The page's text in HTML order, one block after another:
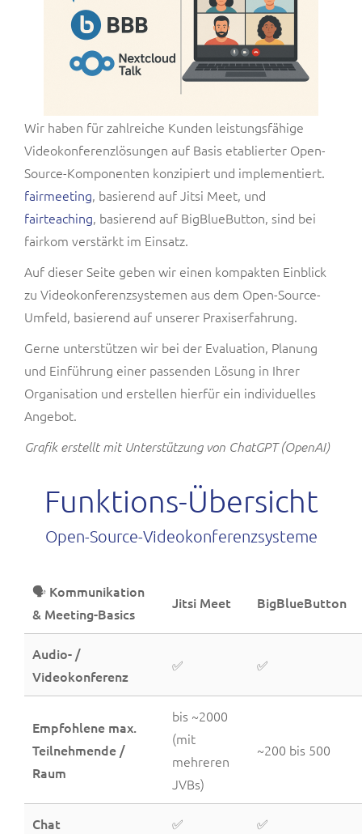
Wir haben für zahlreiche Kunden leistungsfähige
Videokonferenzlösungen auf Basis etablierter Open-
Source-Komponenten konzipiert und implementiert.
fairmeeting, basierend auf Jitsi Meet, und
fairteaching, basierend auf BigBlueButton, sind bei
fairkom verstärkt im Einsatz.
Auf dieser Seite geben wir einen kompakten Einblick
zu Videokonferenzsystemen aus dem Open-Source-
Umfeld, basierend auf unserer Praxiserfahrung.
Gerne unterstützen wir bei der Evaluation, Planung
und Einführung einer passenden Lösung in Ihrer
Organisation und erstellen hierfür ein individuelles
Angebot.
Grafik erstellt mit Unterstützung von ChatGPT (OpenAI)
Funktions-Übersicht
Open-Source-Videokonferenzsysteme
🗣️ Kommunikation
& Meeting-Basics
Jitsi Meet BigBlueButton
Audio- /
Videokonferenz
✅ ✅
Empfohlene max.
Teilnehmende /
Raum
bis ~2000
(mit
mehreren
JVBs)
~200 bis 500
Chat ✅ ✅